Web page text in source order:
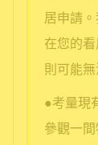
居申請
在您的
則可能
●考量現
參觀一